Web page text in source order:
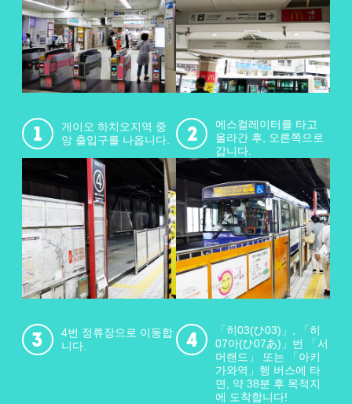
게이오 하치오지역 중
앙 출입구를 나옵니다.
에스컬레이터를 타고
올라간 후, 오른쪽으로
갑니다.
4번 정류장으로 이동합
니다.
「히03(ひ03)」, 「히
07아(ひ07あ)」번 「서
머랜드」 또는 「아키
가와역」행 버스에 타
면, 약 38분 후 목적지
에 도착합니다!